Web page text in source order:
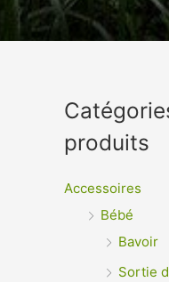
Un
VÊTEMENTS
OPTIMALE ou
produits
Accessoires
Bébé
Bavoir
Sortie